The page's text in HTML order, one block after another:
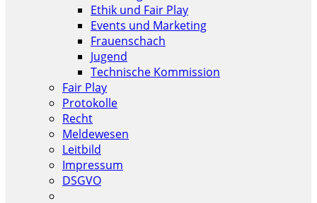
Ethik und Fair Play
Events und Marketing
Frauenschach
Jugend
Technische Kommission
Fair Play
Protokolle
Recht
Meldewesen
Leitbild
Impressum
DSGVO